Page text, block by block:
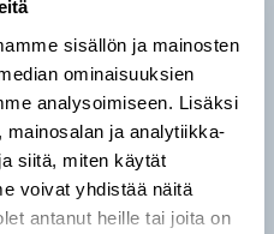
sisällön ja mainosten
ominaisuuksien
analysoimiseen. Lisäksi
ja analytiikka-
siitä, miten käytät
voivat yhdistää näitä
antanut heille tai joita on
Haarikko–
ensimmäinen
Etelä-Savon
ja mannerluonnolla,
pääosin järviluontoa.